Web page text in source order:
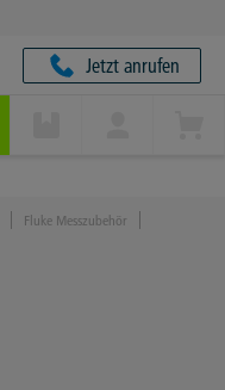
Jetzt anrufen
Fluke Messzubehör